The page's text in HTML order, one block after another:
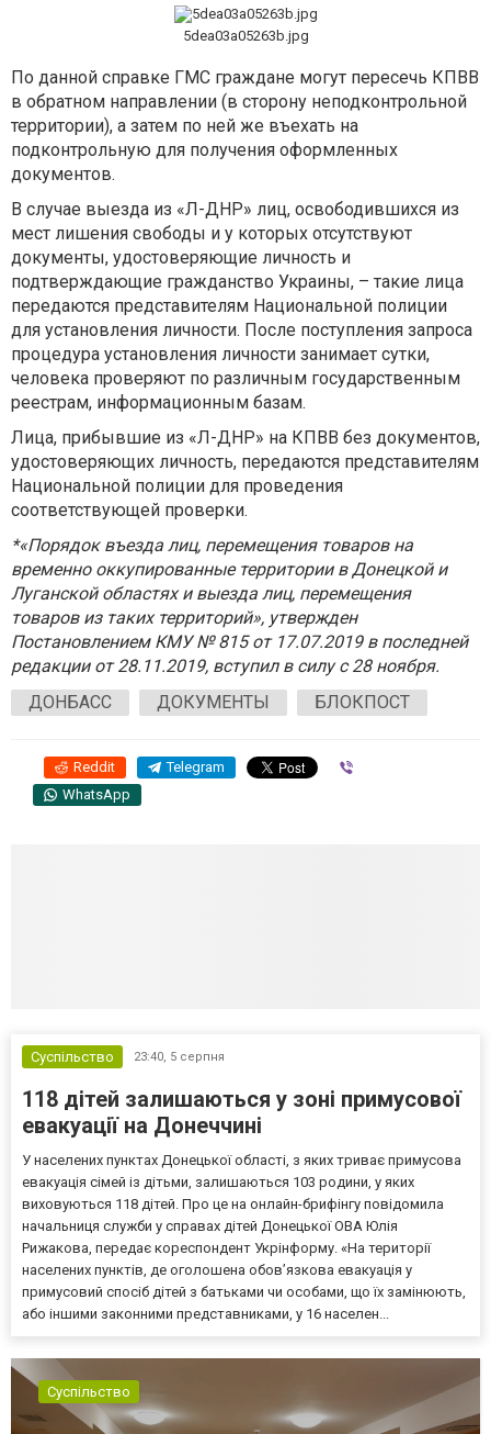
5dea03a05263b.jpg
По данной справке ГМС граждане могут пересечь КПВВ
в обратном направлении (в сторону неподконтрольной
территории), а затем по ней же въехать на
подконтрольную для получения оформленных
документов.
В случае выезда из «Л-ДНР» лиц, освободившихся из
мест лишения свободы и у которых отсутствуют
документы, удостоверяющие личность и
подтверждающие гражданство Украины, – такие лица
передаются представителям Национальной полиции
для установления личности. После поступления запроса
процедура установления личности занимает сутки,
человека проверяют по различным государственным
реестрам, информационным базам.
Лица, прибывшие из «Л-ДНР» на КПВВ без документов,
удостоверяющих личность, передаются представителям
Национальной полиции для проведения
соответствующей проверки.
*«Порядок въезда лиц, перемещения товаров на
временно оккупированные территории в Донецкой и
Луганской областях и выезда лиц, перемещения
товаров из таких территорий», утвержден
Постановлением КМУ № 815 от 17.07.2019 в последней
редакции от 28.11.2019, вступил в силу с 28 ноября.
ДОНБАСС
ДОКУМЕНТЫ БЛОКПОСТ
Reddit Telegram
WhatsApp
Суспільство 23:40, 5 серпня
118 дітей залишаються у зоні примусової
евакуації на Донеччині
У населених пунктах Донецької області, з яких триває примусова
евакуація сімей із дітьми, залишаються 103 родини, у яких
виховуються 118 дітей. Про це на онлайн-брифінгу повідомила
начальниця служби у справах дітей Донецької ОВА Юлія
Рижакова, передає кореспондент Укрінформу. «На території
населених пунктів, де оголошена обов’язкова евакуація у
примусовий спосіб дітей з батьками чи особами, що їх замінюють,
або іншими законними представниками, у 16 населен...
Суспільство